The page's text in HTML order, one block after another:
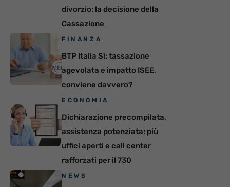
divorzio: la decisione della
Cassazione
FINANZA
BTP Italia Sì: tassazione
agevolata e impatto ISEE,
conviene davvero?
ECONOMIA
Dichiarazione precompilata,
assistenza potenziata: più
uffici aperti e call center
rafforzati per il 730
NEWS